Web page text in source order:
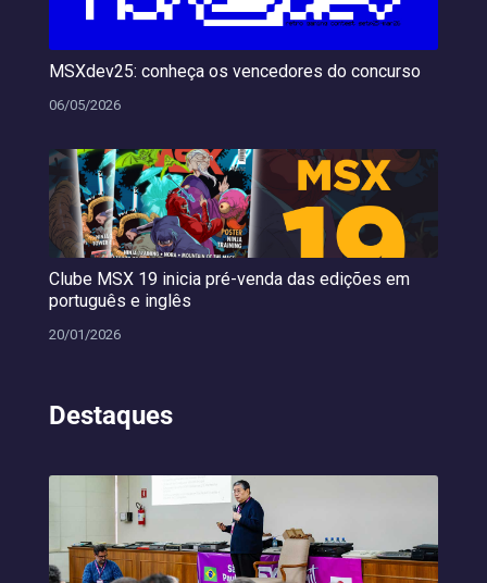
MSXdev25: conheça os vencedores do concurso
06/05/2026
Clube MSX 19 inicia pré-venda das edições em
português e inglês
20/01/2026
Destaques